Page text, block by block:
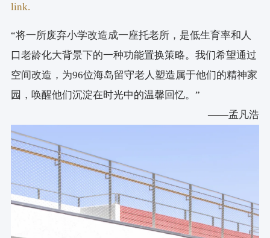
习）、陈寒熙（实习）（室内），李上阳、金剑波、饶
驻场设计师：徐一凡、徐以唱、叶鑫
业主：舟山市普陀区白沙岛管委会
节目合作方：
施工图合作单位：三峡大学建筑设计研究院
施工总包单位：浙江昌屹建设有限公司
link.
“将一所废弃小学改造成一座托老所，是低生育率和人
口老龄化大背景下的一种功能置换策略。我们希望通过
空间改造，为96位海岛留守老人塑造属于他们的精神家
园，唤醒他们沉淀在时光中的温馨回忆。”
——孟凡浩